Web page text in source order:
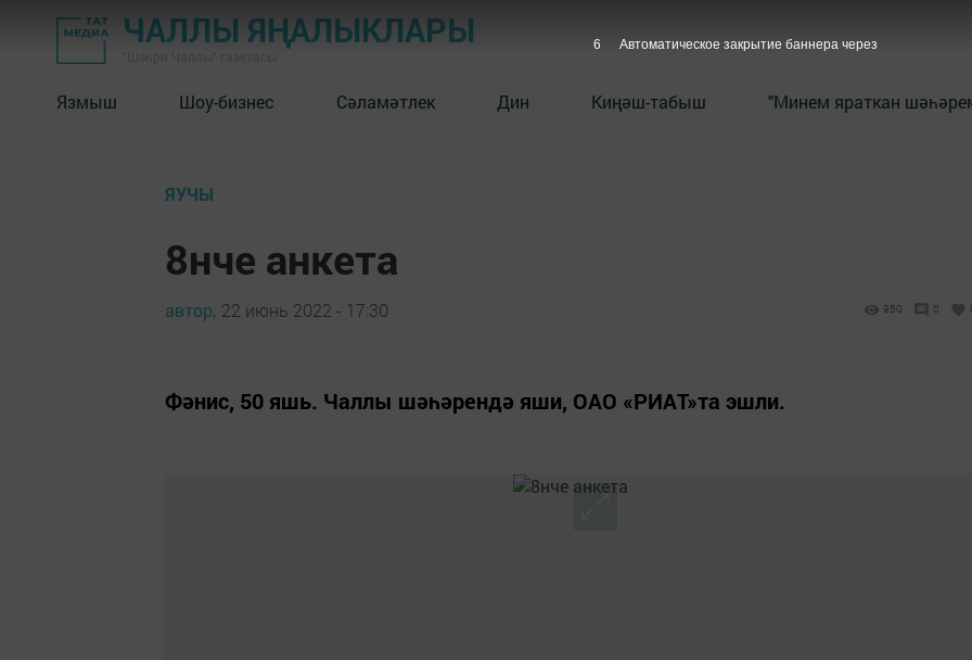
ЧАЛЛЫ ЯҢАЛЫКЛАРЫ
Язмыш Шоу-бизнес Сәламәтлек Дин Киңәш-табыш "Минем яраткан
ЯУЧЫ
8нче анкета
автор, 22 июнь 2022 - 17:30 950 0
Фәнис, 50 яшь. Чаллы шәһәрендә яши, ОАО «РИАТ»та эшли.
5 Автоматическое закрытие баннера через